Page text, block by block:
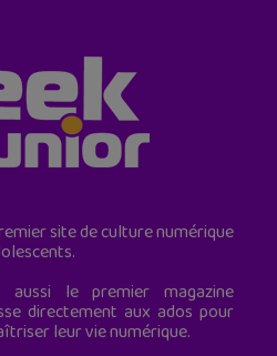
site de culture numérique
aussi le premier magazine
directement aux ados pour
leur vie numérique.